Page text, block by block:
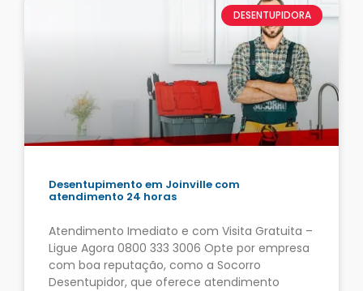
DESENTUPIDORA
Desentupimento em Joinville com
atendimento 24 horas
Atendimento Imediato e com Visita Gratuita –
Ligue Agora 0800 333 3006 Opte por empresa
com boa reputação, como a Socorro
Desentupidor, que oferece atendimento